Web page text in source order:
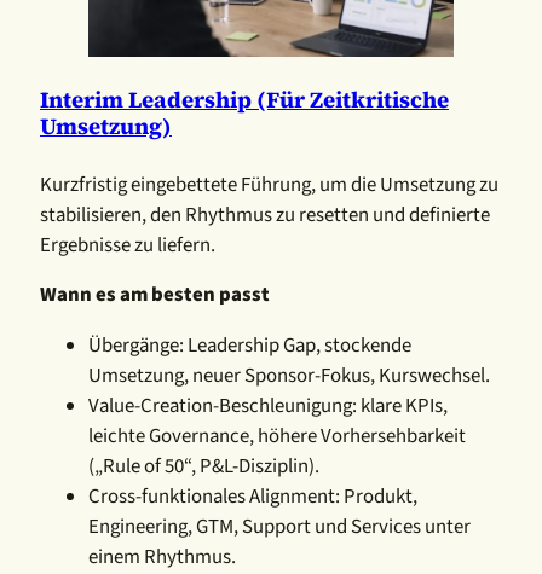
Interim Leadership (für Zeitkritische
Umsetzung)
Kurzfristig eingebettete Führung, um die Umsetzung zu
stabilisieren, den Rhythmus zu resetten und definierte
Ergebnisse zu liefern.
Wann es am besten passt
Übergänge: Leadership Gap, stockende
Umsetzung, neuer Sponsor-Fokus, Kurswechsel.
Value-Creation-Beschleunigung: klare KPIs,
leichte Governance, höhere Vorhersehbarkeit
(„Rule of 50“, P&L-Disziplin).
Cross-funktionales Alignment: Produkt,
Engineering, GTM, Support und Services unter
einem Rhythmus.